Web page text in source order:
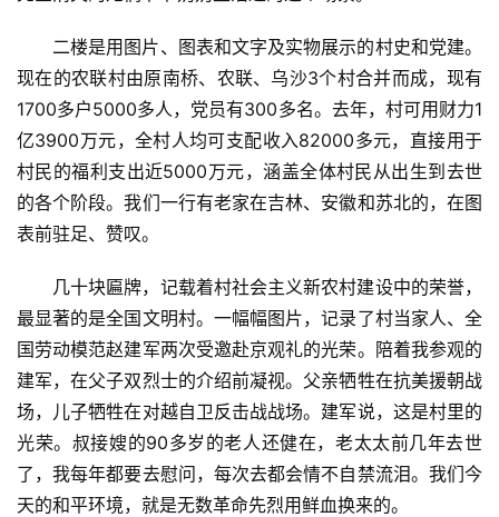
二楼是用图片、图表和文字及实物展示的村史和党建。
现在的农联村由原南桥、农联、乌沙3个村合并而成，现有
1700多户5000多人，党员有300多名。去年，村可用财力1
亿3900万元，全村人均可支配收入82000多元，直接用于
村民的福利支出近5000万元，涵盖全体村民从出生到去世
的各个阶段。我们一行有老家在吉林、安徽和苏北的，在图
表前驻足、赞叹。
几十块匾牌，记载着村社会主义新农村建设中的荣誉，
最显著的是全国文明村。一幅幅图片，记录了村当家人、全
国劳动模范赵建军两次受邀赴京观礼的光荣。陪着我参观的
建军，在父子双烈士的介绍前凝视。父亲牺牲在抗美援朝战
场，儿子牺牲在对越自卫反击战战场。建军说，这是村里的
光荣。叔接嫂的90多岁的老人还健在，老太太前几年去世
了，我每年都要去慰问，每次去都会情不自禁流泪。我们今
天的和平环境，就是无数革命先烈用鲜血换来的。